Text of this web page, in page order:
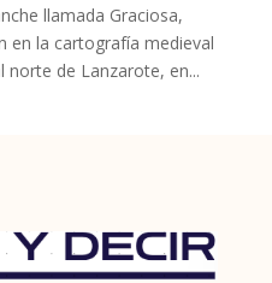
llamada Graciosa,
en la cartografía medieval
norte de Lanzarote, en...